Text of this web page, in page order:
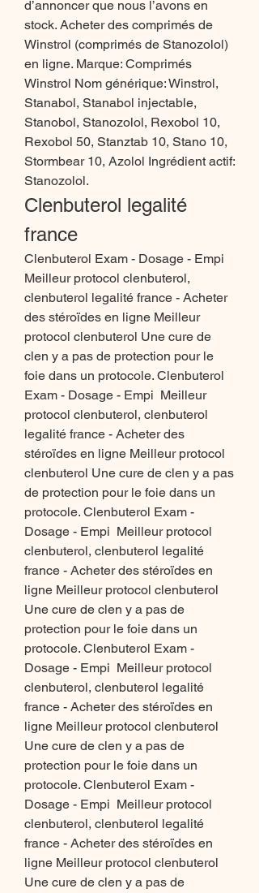
d’annoncer que nous l’avons en
stock. Acheter des comprimés de
Winstrol (comprimés de Stanozolol)
en ligne. Marque: Comprimés
Winstrol Nom générique: Winstrol,
Stanabol, Stanabol injectable,
Stanobol, Stanozolol, Rexobol 10,
Rexobol 50, Stanztab 10, Stano 10,
Stormbear 10, Azolol Ingrédient actif:
Stanozolol.
Clenbuterol legalité
france
Clenbuterol Exam - Dosage - Empi
Meilleur protocol clenbuterol,
clenbuterol legalité france - Acheter
des stéroïdes en ligne Meilleur
protocol clenbuterol Une cure de
clen y a pas de protection pour le
foie dans un protocole. Clenbuterol
Exam - Dosage - Empi  Meilleur
protocol clenbuterol, clenbuterol
legalité france - Acheter des
stéroïdes en ligne Meilleur protocol
clenbuterol Une cure de clen y a pas
de protection pour le foie dans un
protocole. Clenbuterol Exam -
Dosage - Empi  Meilleur protocol
clenbuterol, clenbuterol legalité
france - Acheter des stéroïdes en
ligne Meilleur protocol clenbuterol
Une cure de clen y a pas de
protection pour le foie dans un
protocole. Clenbuterol Exam -
Dosage - Empi  Meilleur protocol
clenbuterol, clenbuterol legalité
france - Acheter des stéroïdes en
ligne Meilleur protocol clenbuterol
Une cure de clen y a pas de
protection pour le foie dans un
protocole. Clenbuterol Exam -
Dosage - Empi  Meilleur protocol
clenbuterol, clenbuterol legalité
france - Acheter des stéroïdes en
ligne Meilleur protocol clenbuterol
Une cure de clen y a pas de